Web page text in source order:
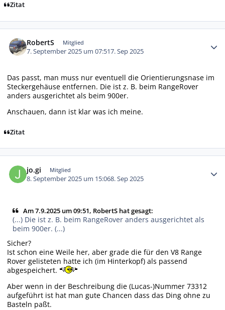
Zitat
RobertS Mitglied
7. September 2025 um 07:517. Sep 2025
Das passt, man muss nur eventuell die Orientierungsnase im
Steckergehäuse entfernen. Die ist z. B. beim RangeRover
anders ausgerichtet als beim 900er.
Anschauen, dann ist klar was ich meine.
Zitat
jo.gi Mitglied
8. September 2025 um 15:068. Sep 2025
Am 7.9.2025 um 09:51, RobertS hat gesagt:
(...) Die ist z. B. beim RangeRover anders ausgerichtet als
beim 900er. (...)
Sicher?
Ist schon eine Weile her, aber grade die für den V8 Range
Rover gelisteten hatte ich (im Hinterkopf) als passend
abgespeichert.
Aber wenn in der Beschreibung die (Lucas-)Nummer 73312
aufgeführt ist hat man gute Chancen dass das Ding ohne zu
Basteln paßt.